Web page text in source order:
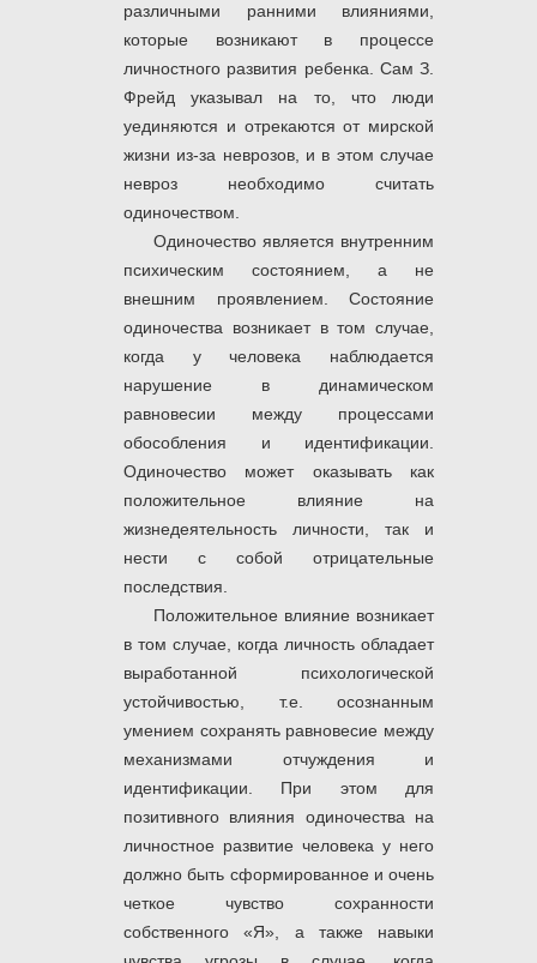
различными ранними влияниями,
которые возникают в процессе
личностного развития ребенка. Сам З.
Фрейд указывал на то, что люди
уединяются и отрекаются от мирской
жизни из-за неврозов, и в этом случае
невроз необходимо считать
одиночеством.
Одиночество является внутренним
психическим состоянием, а не
внешним проявлением. Состояние
одиночества возникает в том случае,
когда у человека наблюдается
нарушение в динамическом
равновесии между процессами
обособления и идентификации.
Одиночество может оказывать как
положительное влияние на
жизнедеятельность личности, так и
нести с собой отрицательные
последствия.
Положительное влияние возникает
в том случае, когда личность обладает
выработанной психологической
устойчивостью, т.е. осознанным
умением сохранять равновесие между
механизмами отчуждения и
идентификации. При этом для
позитивного влияния одиночества на
личностное развитие человека у него
должно быть сформированное и очень
четкое чувство сохранности
собственного «Я», а также навыки